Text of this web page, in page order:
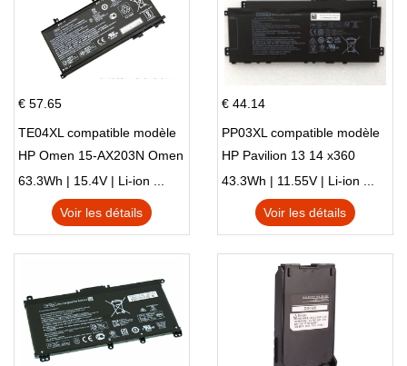
€ 57.65
TE04XL compatible modèle
HP Omen 15-AX203N Omen
15 Series Pavilion 15 Series
63.3Wh | 15.4V | Li-ion ...
Voir les détails
€ 44.14
PP03XL compatible modèle
HP Pavilion 13 14 x360
L83388-AC1 L83388-421
HSTNN-LB8S M01118-421
M01144-005 13-BB 14-DV
43.3Wh | 11.55V | Li-ion ...
Voir les détails